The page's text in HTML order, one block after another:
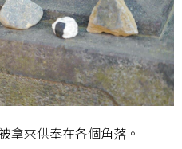
拿來供奉在各個角落。